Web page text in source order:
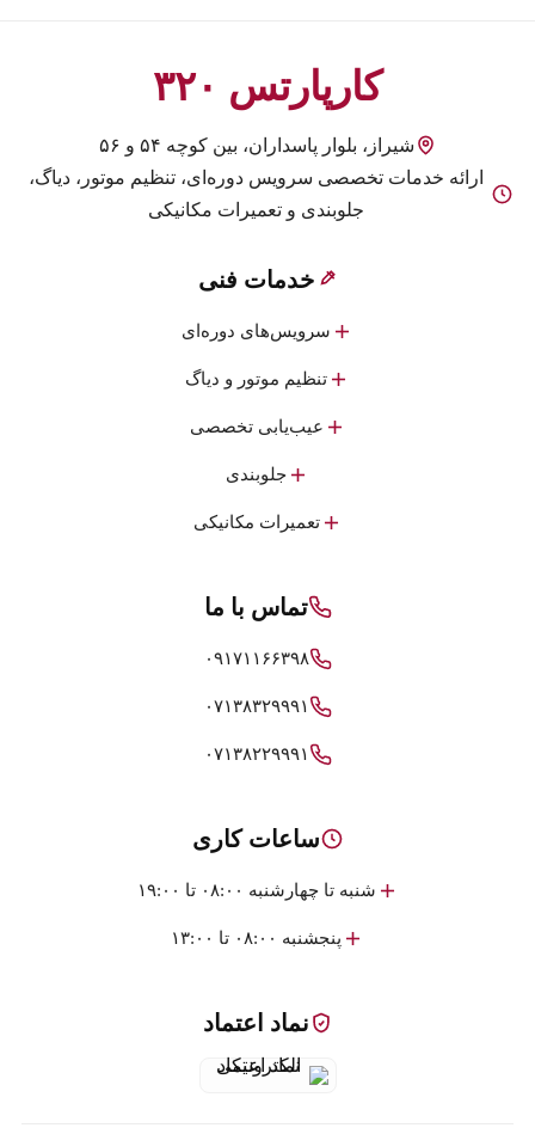
کارپارتس ۳۲۰
شیراز، بلوار پاسداران، بین کوچه ۵۴ و ۵۶
ارائه خدمات تخصصی سرویس دوره‌ای، تنظیم موتور، دیاگ،
جلوبندی و تعمیرات مکانیکی
خدمات فنی
سرویس‌های دوره‌ای
تنظیم موتور و دیاگ
عیب‌یابی تخصصی
جلوبندی
تعمیرات مکانیکی
تماس با ما
۰۹۱۷۱۱۶۶۳۹۸
۰۷۱۳۸۳۲۹۹۹۱
۰۷۱۳۸۲۲۹۹۹۱
ساعات کاری
شنبه تا چهارشنبه ۰۸:۰۰ تا ۱۹:۰۰
پنجشنبه ۰۸:۰۰ تا ۱۳:۰۰
نماد اعتماد